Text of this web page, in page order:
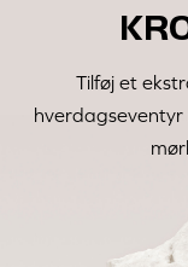
Tilføj et